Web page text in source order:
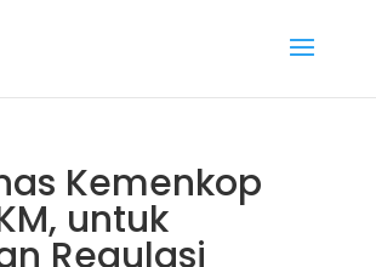
Kemenkop
untuk
Regulasi